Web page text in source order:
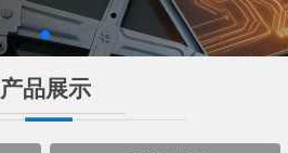
产品展示